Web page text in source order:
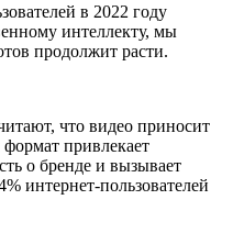
в 2022 году
интеллекту, мы
продолжит расти.
что видео приносит
привлекает
о бренде и вызывает
интернет-пользователей